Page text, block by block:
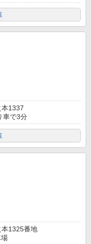
1337
車で3分
1325番地